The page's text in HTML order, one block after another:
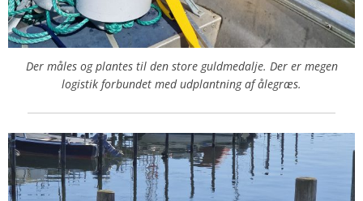
Der måles og plantes til den store guldmedalje. Der er megen
logistik forbundet med udplantning af ålegræs.